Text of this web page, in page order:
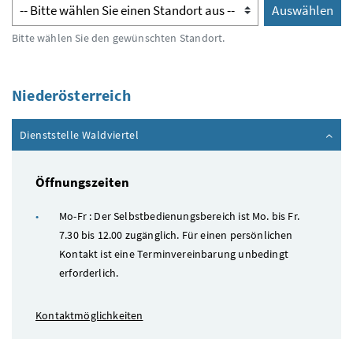
Auswählen
Bitte wählen Sie den gewünschten Standort.
Niederösterreich
Dienststelle Waldviertel
Öffnungszeiten
Mo-Fr : Der Selbstbedienungsbereich ist Mo. bis Fr.
7.30 bis 12.00 zugänglich. Für einen persönlichen
Kontakt ist eine Terminvereinbarung unbedingt
erforderlich.
Kontaktmöglichkeiten